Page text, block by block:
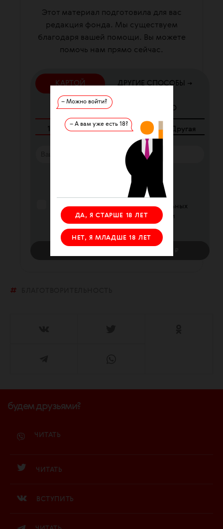
– Можно войти?
– А вам уже есть 18?
ДА, Я СТАРШЕ 18 ЛЕТ
НЕТ, Я МЛАДШЕ 18 ЛЕТ
Этот материал подготовила для вас
редакция фонда. Мы существуем
благодаря вашей помощи. Вы можете
помочь нам прямо сейчас.
КАРТОЙ ДРУГИЕ СПОСОБЫ →
ЕЖЕМЕСЯЧНО РАЗОВО
100 ₽ 250₽ 340 Другая
офертой
Я согласен на обработку персональных
данных в соответствии с условиями
будем друзьями?
ЧИТАТЬ
ЧИТАТЬ
ВСТУПИТЬ